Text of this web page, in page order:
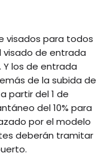
visados para todos
visado de entrada
los de entrada
de la subida de
partir del 1 de
del 10% para
por el modelo
deberán tramitar